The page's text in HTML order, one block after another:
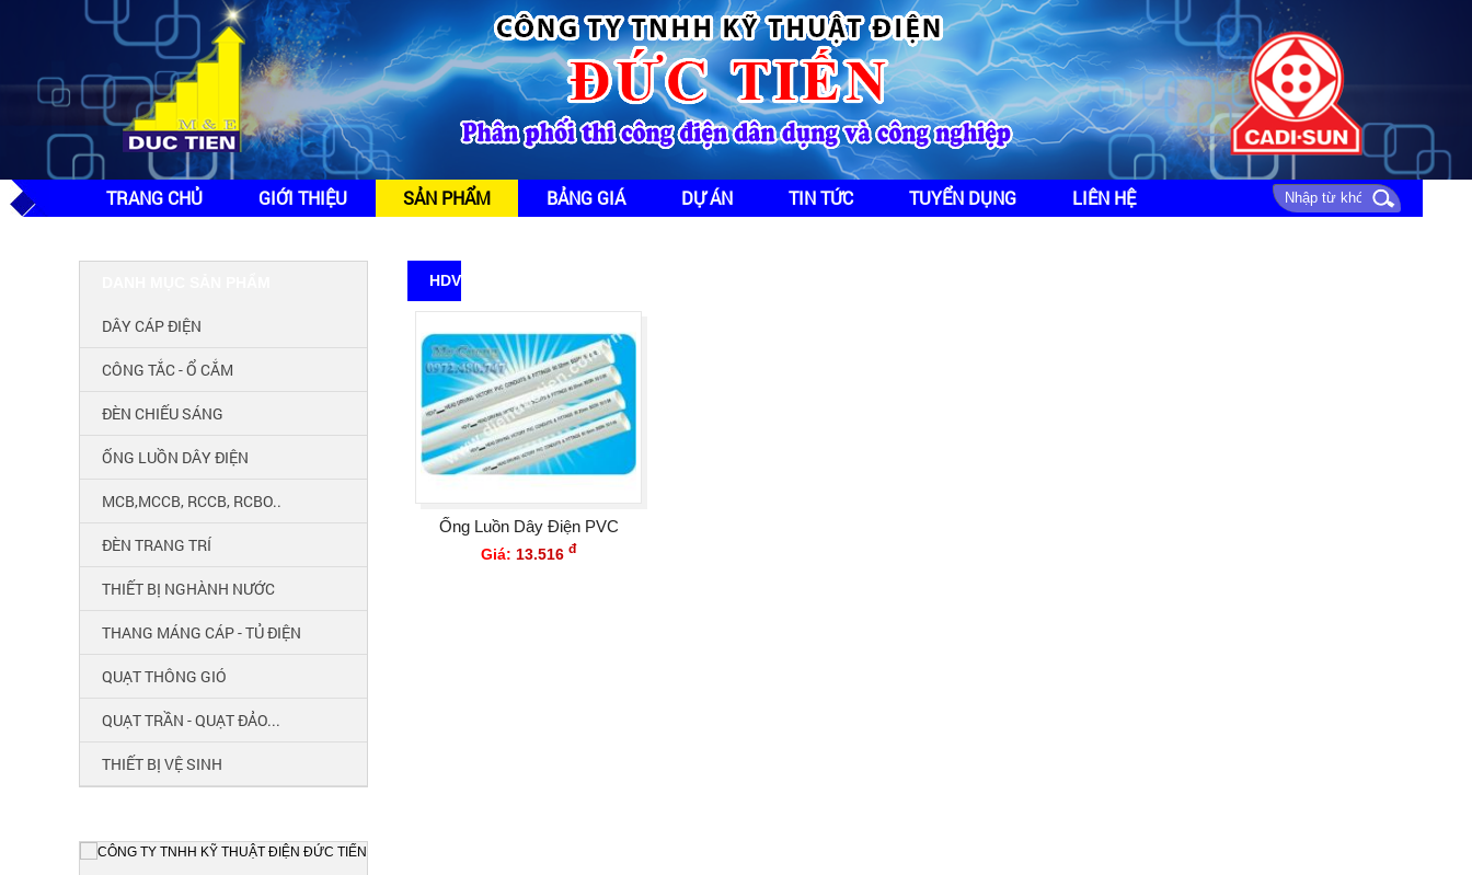
TRANG CHỦ GIỚI THIỆU SẢN PHẨM BẢNG GIÁ DỰ ÁN TIN TỨC TUYỂN DỤNG LIÊN HỆ
HDV
Ống Luồn Dây Điện PVC
Giá: 13.516đ
DÂY CÁP ĐIỆN
CÔNG TẮC - Ổ CẮM
ĐÈN CHIẾU SÁNG
ỐNG LUỒN DÂY ĐIỆN
MCB,MCCB, RCCB, RCBO..
ĐÈN TRANG TRÍ
THIẾT BỊ NGHÀNH NƯỚC
THANG MÁNG CÁP - TỦ ĐIỆN
QUẠT THÔNG GIÓ
QUẠT TRẦN - QUẠT ĐẢO...
THIẾT BỊ VỆ SINH